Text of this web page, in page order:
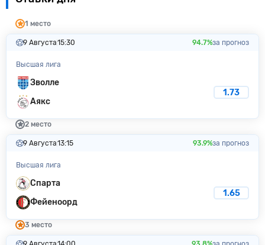
1 место
9 Августа15:30 94.7%за прогноз
Высшая лига
Зволле
Аякс
1.73
2 место
9 Августа13:15 93.9%за прогноз
Высшая лига
Спарта
Фейеноорд
1.65
3 место